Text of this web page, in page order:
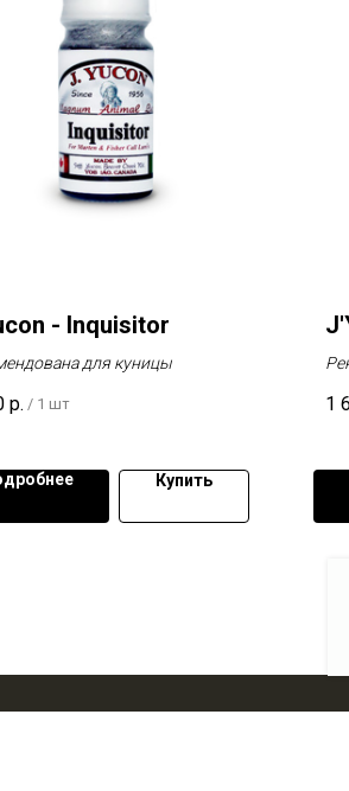
- Inquisitor
для куницы
р. / 1 шт
Купить
1